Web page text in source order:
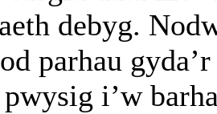
debyg.
parhau
i’w